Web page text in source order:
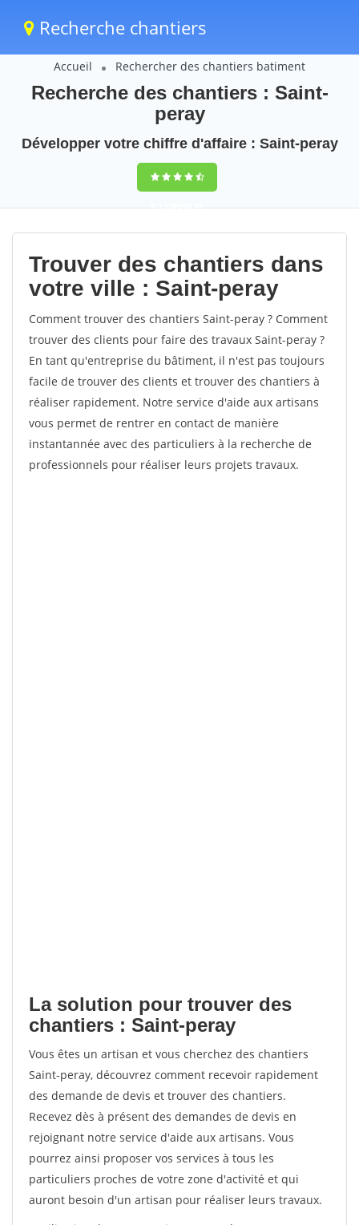
Recherche chantiers
Accueil Rechercher des chantiers batiment
Recherche des chantiers : Saint-
peray
Développer votre chiffre d'affaire : Saint-peray
9,5(100%)42
votes
Trouver des chantiers dans
votre ville : Saint-peray
Comment trouver des chantiers Saint-peray ? Comment
trouver des clients pour faire des travaux Saint-peray ?
En tant qu'entreprise du bâtiment, il n'est pas toujours
facile de trouver des clients et trouver des chantiers à
réaliser rapidement. Notre service d'aide aux artisans
vous permet de rentrer en contact de manière
instantannée avec des particuliers à la recherche de
professionnels pour réaliser leurs projets travaux.
La solution pour trouver des
chantiers : Saint-peray
Vous êtes un artisan et vous cherchez des chantiers
Saint-peray, découvrez comment recevoir rapidement
des demande de devis et trouver des chantiers.
Recevez dès à présent des demandes de devis en
rejoignant notre service d'aide aux artisans. Vous
pourrez ainsi proposer vos services à tous les
particuliers proches de votre zone d'activité et qui
auront besoin d'un artisan pour réaliser leurs travaux.